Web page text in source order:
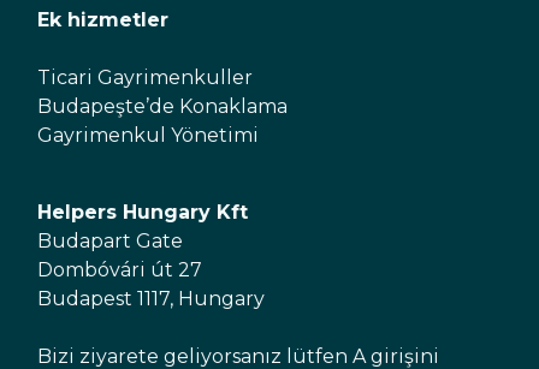
Ek hizmetler
Ticari Gayrimenkuller
Budapeşte’de Konaklama
Gayrimenkul Yönetimi
Helpers Hungary Kft
Budapart Gate
Dombóvári út 27
Budapest 1117, Hungary
Bizi ziyarete geliyorsanız lütfen A girişini